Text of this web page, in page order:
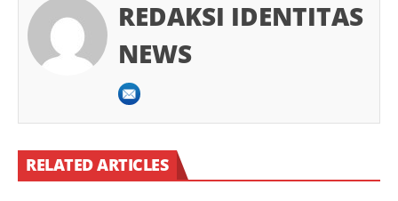
REDAKSI IDENTITAS
NEWS
RELATED ARTICLES